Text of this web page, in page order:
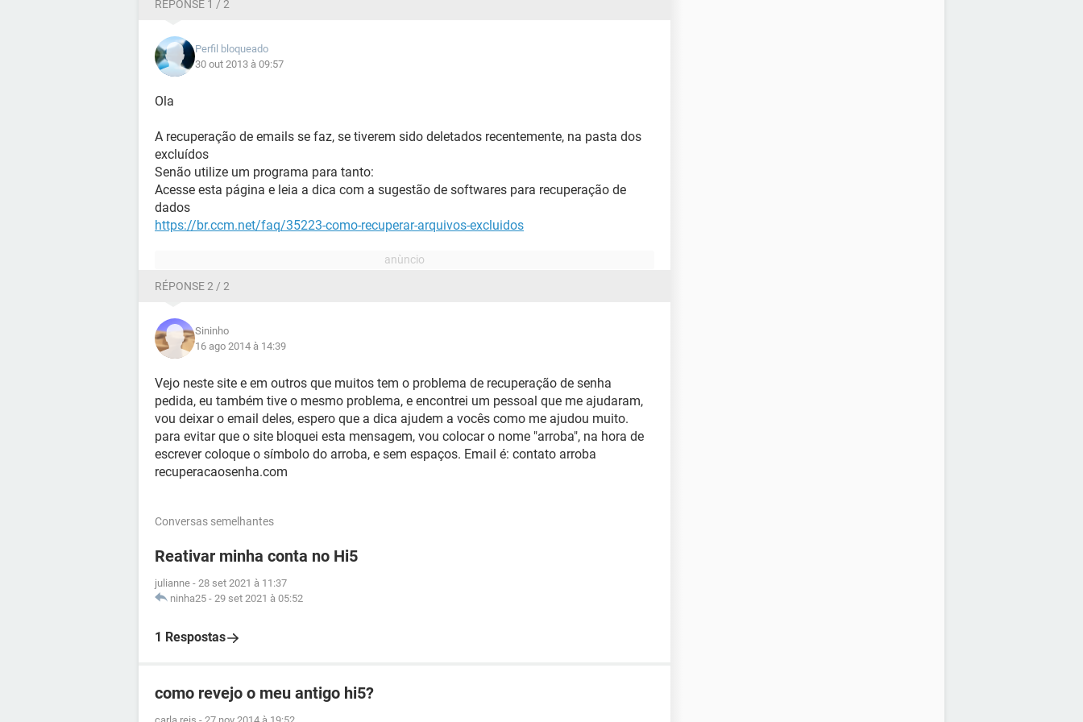
RÉPONSE 1 / 2
Perfil bloqueado
30 out 2013 à 09:57
Ola
A recuperação de emails se faz, se tiverem sido deletados recentemente, na pasta dos
excluídos
Senão utilize um programa para tanto:
Acesse esta página e leia a dica com a sugestão de softwares para recuperação de
dados
https://br.ccm.net/faq/35223-como-recuperar-arquivos-excluidos
RÉPONSE 2 / 2
Sininho
16 ago 2014 à 14:39
Vejo neste site e em outros que muitos tem o problema de recuperação de senha
pedida, eu também tive o mesmo problema, e encontrei um pessoal que me ajudaram,
vou deixar o email deles, espero que a dica ajudem a vocês como me ajudou muito.
para evitar que o site bloquei esta mensagem, vou colocar o nome "arroba", na hora de
escrever coloque o símbolo do arroba, e sem espaços. Email é: contato arroba
recuperacaosenha.com
Conversas semelhantes
Reativar minha conta no Hi5
julianne - 28 set 2021 à 11:37
ninha25 - 29 set 2021 à 05:52
1 Respostas
como revejo o meu antigo hi5?